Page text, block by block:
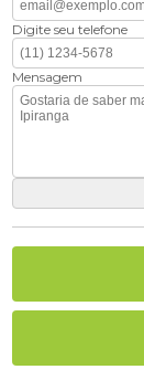
Digite seu telefone
Mensagem